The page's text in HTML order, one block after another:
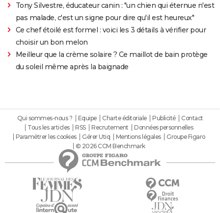
Tony Silvestre, éducateur canin : "un chien qui éternue n'est
pas malade, c'est un signe pour dire qu'il est heureux"
Ce chef étoilé est formel : voici les 3 détails à vérifier pour
choisir un bon melon
Meilleur que la crème solaire ? Ce maillot de bain protège
du soleil même après la baignade
Qui sommes-nous ? Equipe Charte éditoriale Publicité
Contact
Tous les articles
RSS Recrutement
Données personnelles
Paramétrer les cookies
Gérer Utiq Mentions légales
Groupe Figaro
© 2026 CCM Benchmark